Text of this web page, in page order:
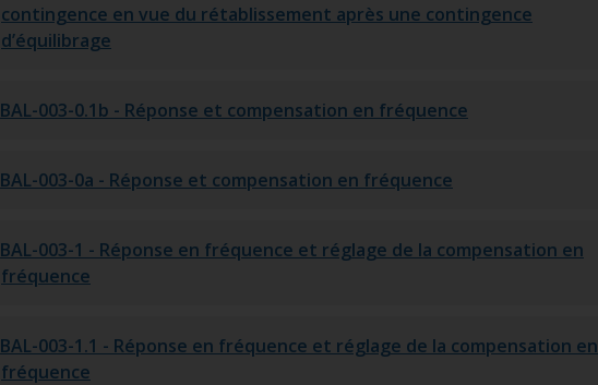
contingence en vue du rétablissement après une contingence
d’équilibrage
BAL-003-0.1b - Réponse et compensation en fréquence
BAL-003-0a - Réponse et compensation en fréquence
BAL-003-1 - Réponse en fréquence et réglage de la compensation en
fréquence
BAL-003-1.1 - Réponse en fréquence et réglage de la compensation en
fréquence